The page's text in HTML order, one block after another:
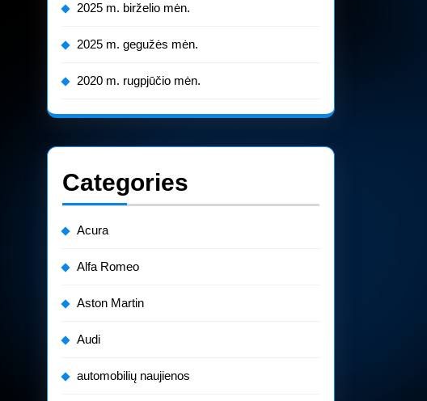
2025 m. birželio mėn.
2025 m. gegužės mėn.
2020 m. rugpjūčio mėn.
Categories
Acura
Alfa Romeo
Aston Martin
Audi
automobilių naujienos